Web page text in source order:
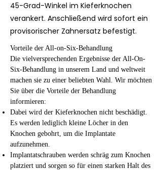
45-Grad-Winkel im Kieferknochen
verankert. Anschließend wird sofort ein
provisorischer Zahnersatz befestigt.
Vorteile der All-on-Six-Behandlung
Die vielversprechenden Ergebnisse der All-On-
Six-Behandlung in unserem Land und weltweit
machen sie zu einer beliebten Wahl. Wir möchten
Sie über die Vorteile der Behandlung
informieren:
Dabei wird der Kieferknochen nicht beschädigt.
Es werden lediglich kleine Löcher in den
Knochen gebohrt, um die Implantate
aufzunehmen.
Implantatschrauben werden schräg zum Knochen
platziert und sorgen so für einen starken Halt des